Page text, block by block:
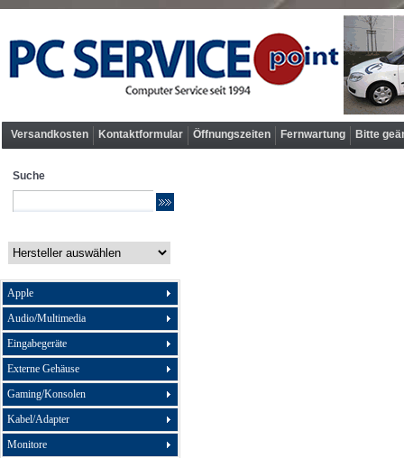
Versandkosten Kontaktformular Öffnungszeiten Fernwartung Bitte
Suche
Apple
Audio/Multimedia
Eingabegeräte
Externe Gehäuse
Gaming/Konsolen
Kabel/Adapter
Monitore